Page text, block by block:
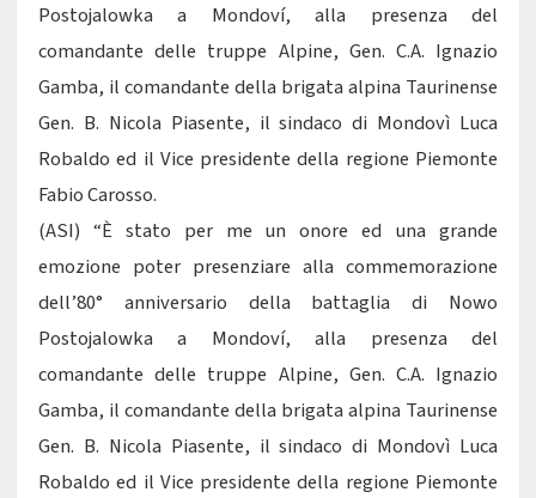
Postojalowka a Mondoví, alla presenza del
comandante delle truppe Alpine, Gen. C.A. Ignazio
Gamba, il comandante della brigata alpina Taurinense
Gen. B. Nicola Piasente, il sindaco di Mondovì Luca
Robaldo ed il Vice presidente della regione Piemonte
Fabio Carosso.
(ASI) “È stato per me un onore ed una grande
emozione poter presenziare alla commemorazione
dell’80° anniversario della battaglia di Nowo
Postojalowka a Mondoví, alla presenza del
comandante delle truppe Alpine, Gen. C.A. Ignazio
Gamba, il comandante della brigata alpina Taurinense
Gen. B. Nicola Piasente, il sindaco di Mondovì Luca
Robaldo ed il Vice presidente della regione Piemonte